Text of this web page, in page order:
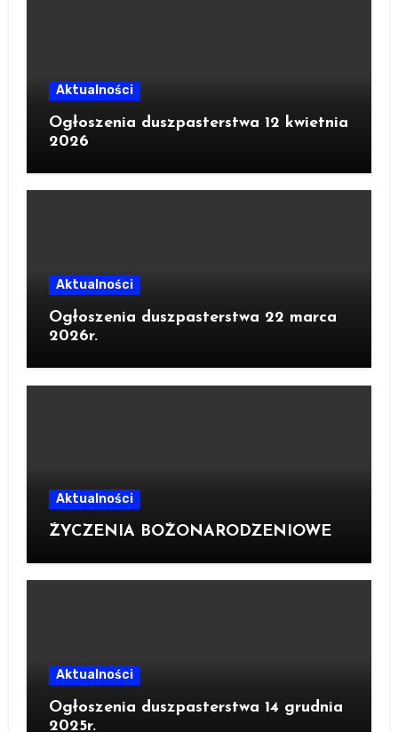
Aktualności
Ogłoszenia duszpasterstwa 12 kwietnia
2026
Aktualności
Ogłoszenia duszpasterstwa 22 marca
2026r.
Aktualności
ŻYCZENIA BOŻONARODZENIOWE
Aktualności
Ogłoszenia duszpasterstwa 14 grudnia
2025r.